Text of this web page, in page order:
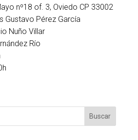
nº18 of. 3, Oviedo CP 33002
Gustavo Pérez García
Nuño Villar
Río
Buscar